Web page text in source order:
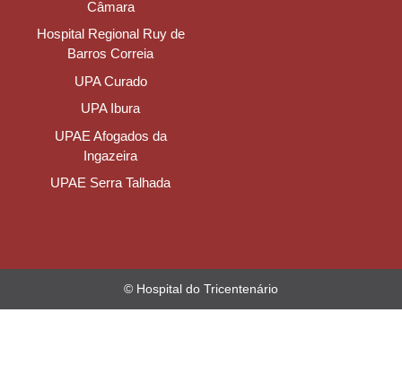
Câmara
Hospital Regional Ruy de
Barros Correia
UPA Curado
UPA Ibura
UPAE Afogados da
Ingazeira
UPAE Serra Talhada
© Hospital do Tricentenário